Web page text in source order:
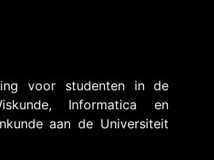
voor studenten in de
Informatica en
aan de Universiteit